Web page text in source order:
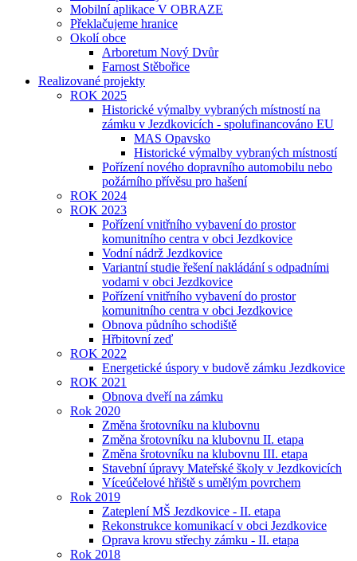
Mobilní aplikace V OBRAZE
Překlačujeme hranice
Okolí obce
Arboretum Nový Dvůr
Farnost Stěbořice
Realizované projekty
ROK 2025
Historické výmalby vybraných místností na
zámku v Jezdkovicích - spolufinancováno EU
MAS Opavsko
Historické výmalby vybraných místností
Pořízení nového dopravního automobilu nebo
požárního přívěsu pro hašení
ROK 2024
ROK 2023
Pořízení vnitřního vybavení do prostor
komunitního centra v obci Jezdkovice
Vodní nádrž Jezdkovice
Variantní studie řešení nakládání s odpadními
vodami v obci Jezdkovice
Pořízení vnitřního vybavení do prostor
komunitního centra v obci Jezdkovice
Obnova půdního schodiště
Hřbitovní zeď
ROK 2022
Energetické úspory v budově zámku Jezdkovice
ROK 2021
Obnova dveří na zámku
Rok 2020
Změna šrotovníku na klubovnu
Změna šrotovníku na klubovnu II. etapa
Změna šrotovníku na klubovnu III. etapa
Stavební úpravy Mateřské školy v Jezdkovicích
Víceúčelové hřiště s umělým povrchem
Rok 2019
Zateplení MŠ Jezdkovice - II. etapa
Rekonstrukce komunikací v obci Jezdkovice
Oprava krovu střechy zámku - II. etapa
Rok 2018